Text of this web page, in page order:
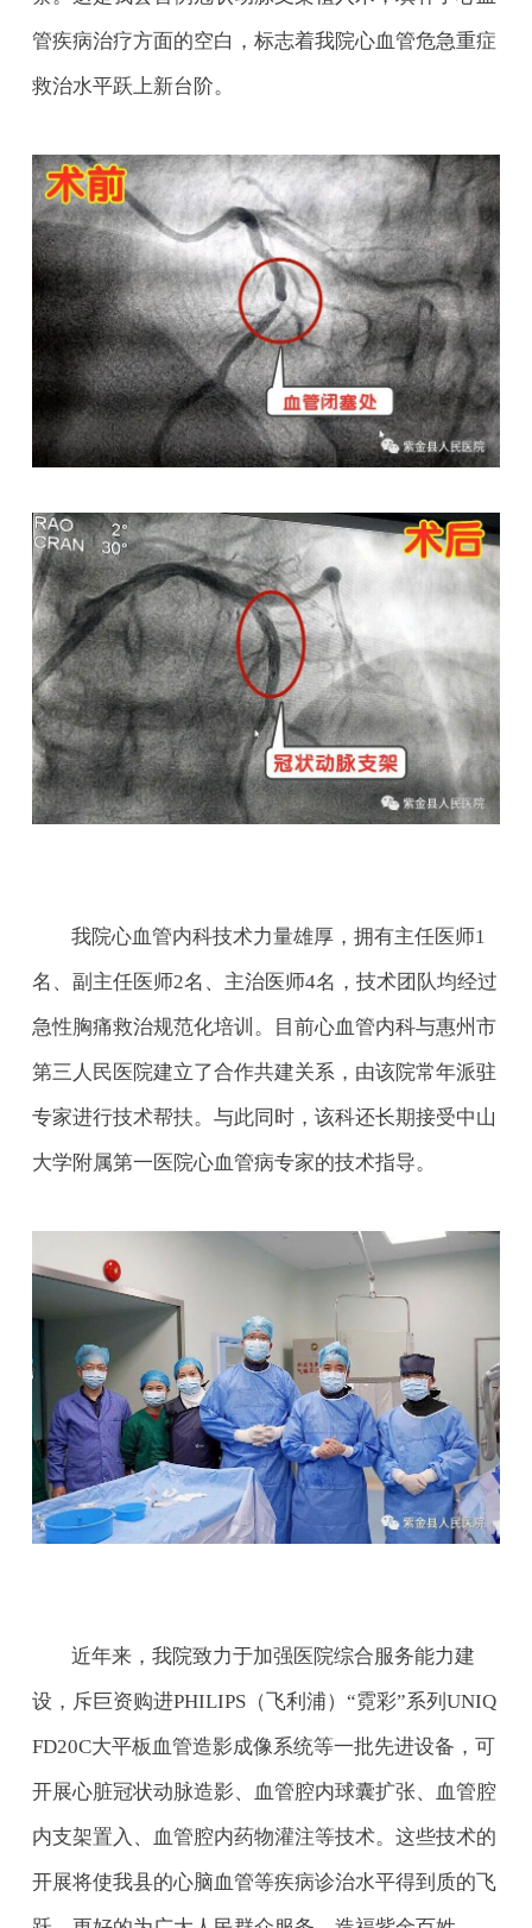
管疾病治疗方面的空白，标志着我院心血管危急重症
救治水平跃上新台阶。
我院心血管内科技术力量雄厚，拥有主任医师1
名、副主任医师2名、主治医师4名，技术团队均经过
急性胸痛救治规范化培训。目前心血管内科与惠州市
第三人民医院建立了合作共建关系，由该院常年派驻
专家进行技术帮扶。与此同时，该科还长期接受中山
大学附属第一医院心血管病专家的技术指导。
近年来，我院致力于加强医院综合服务能力建
设，斥巨资购进PHILIPS（飞利浦）“霓彩”系列UNIQ
FD20C大平板血管造影成像系统等一批先进设备，可
开展心脏冠状动脉造影、血管腔内球囊扩张、血管腔
内支架置入、血管腔内药物灌注等技术。这些技术的
开展将使我县的心脑血管等疾病诊治水平得到质的飞